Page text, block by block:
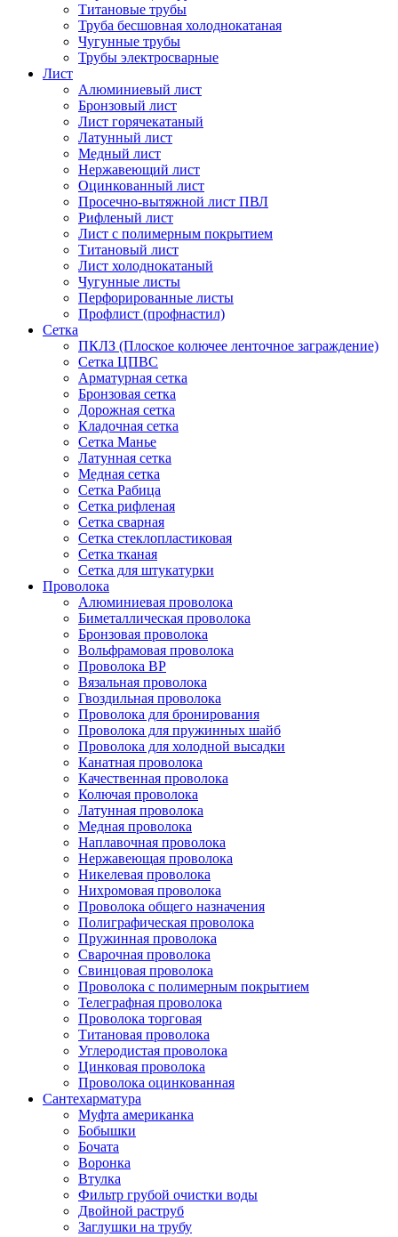
Титановые трубы
Труба бесшовная холоднокатаная
Чугунные трубы
Трубы электросварные
Лист
Алюминиевый лист
Бронзовый лист
Лист горячекатаный
Латунный лист
Медный лист
Нержавеющий лист
Оцинкованный лист
Просечно-вытяжной лист ПВЛ
Рифленый лист
Лист с полимерным покрытием
Титановый лист
Лист холоднокатаный
Чугунные листы
Перфорированные листы
Профлист (профнастил)
Сетка
ПКЛЗ (Плоское колючее ленточное заграждение)
Сетка ЦПВС
Арматурная сетка
Бронзовая сетка
Дорожная сетка
Кладочная сетка
Сетка Манье
Латунная сетка
Медная сетка
Сетка Рабица
Сетка рифленая
Сетка сварная
Сетка стеклопластиковая
Сетка тканая
Сетка для штукатурки
Проволока
Алюминиевая проволока
Биметаллическая проволока
Бронзовая проволока
Вольфрамовая проволока
Проволока ВР
Вязальная проволока
Гвоздильная проволока
Проволока для бронирования
Проволока для пружинных шайб
Проволока для холодной высадки
Канатная проволока
Качественная проволока
Колючая проволока
Латунная проволока
Медная проволока
Наплавочная проволока
Нержавеющая проволока
Никелевая проволока
Нихромовая проволока
Проволока общего назначения
Полиграфическая проволока
Пружинная проволока
Сварочная проволока
Свинцовая проволока
Проволока с полимерным покрытием
Телеграфная проволока
Проволока торговая
Титановая проволока
Углеродистая проволока
Цинковая проволока
Проволока оцинкованная
Сантехарматура
Муфта американка
Бобышки
Бочата
Воронка
Втулка
Фильтр грубой очистки воды
Двойной раструб
Заглушки на трубу